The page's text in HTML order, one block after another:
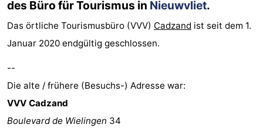
des Büro für Tourismus in Nieuwvliet.
Das örtliche Tourismusbüro (VVV) Cadzand ist seit dem 1.
Januar 2020 endgültig geschlossen.
--
Die alte / frühere (Besuchs-) Adresse war:
VVV Cadzand
Boulevard de Wielingen 34